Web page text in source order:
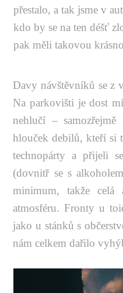
přestalo, a tak jsme v
kdo by se na ten déšť
pak měli takovou
Davy návštěvníků se z
Na parkovišti je dost
nehlučí –
hlouček debilů, kteří si
technopárty a přijeli
(dovnitř se s
minimum, takže celá
atmosféru. Fronty u
jako u stánků s
nám celkem dařilo